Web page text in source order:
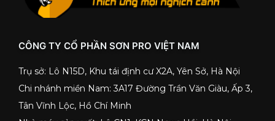
CÔNG TY CỔ PHẦN SƠN PRO VIỆT NAM
Trụ sở: Lô N15D, Khu tái định cư X2A, Yên Sở, Hà Nội
Chi nhánh miền Nam: 3A17 Đường Trần Văn Giàu, Ấp 3,
Tân Vĩnh Lộc, Hồ Chí Minh